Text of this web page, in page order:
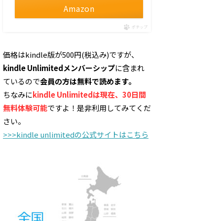
Amazon
ポチップ
価格はkindle版が500円(税込み)ですが、
kindle Unlimitedメンバーシップに含まれ
ているので会員の方は無料で読めます。
ちなみにkindle Unlimitedは現在、30日間
無料体験可能ですよ！是非利用してみてくだ
さい。
>>>kindle unlimitedの公式サイトはこちら